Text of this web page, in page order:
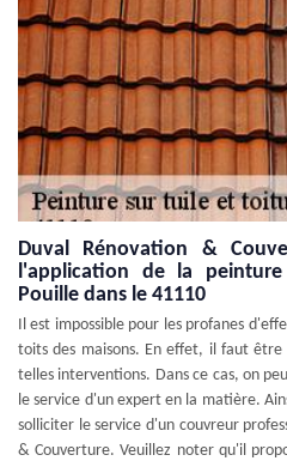
Duval Rénovation &
l'application de la
Pouille dans le 41110
Il est impossible pour les profanes
toits des maisons. En effet, il faut
telles interventions. Dans ce cas, on
le service d'un expert en la matière.
solliciter le service d'un couvreur
& Couverture. Veuillez noter qu'il